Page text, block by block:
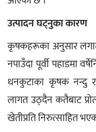
उत्पादन घट्नुका कारण
कृषकहरूका अनुसार
नपाउँदा पूर्वी पहाडमा
धनकुटाका कृषक नन्दु
लागत उठ्दैन कतैबाट
खेतीप्रति निरुत्साहित